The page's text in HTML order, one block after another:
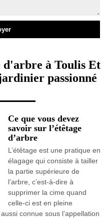
d'arbre à Toulis Et
passionné
Ce que vous devez
savoir sur l’étêtage
d’arbre
L’étêtage est une pratique en
élagage qui consiste à tailler
la partie supérieure de
l’arbre, c’est-à-dire à
supprimer la cime quand
celle-ci est en pleine
connue sous l’appellation